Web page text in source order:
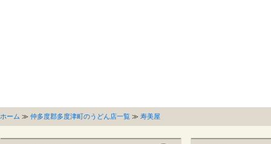
ホーム ≫ 仲多度郡多度津町のうどん店一覧 ≫ 寿美屋